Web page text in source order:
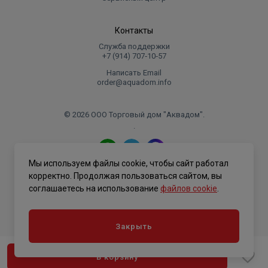
В корзину
мощностью на основе PID-регулирования
сокращает расходы на отопление и обеспечивает
поддержание температуры с высокой точностью;
встроенный хронотермостат (дает возможность
работать с многотарифными счетчиками
электроэнергии) изменяет мощность котла в
Контакты
Служба поддержки
+7 (914) 707‑10‑57
Написать Email
order@aquadom.info
© 2026 ООО Торговый дом "Аквадом".
.
Политика конфиденциальности
Мы используем файлы cookie, чтобы сайт работал
корректно. Продолжая пользоваться сайтом, вы
соглашаетесь на использование файлов cookie
Закрыть